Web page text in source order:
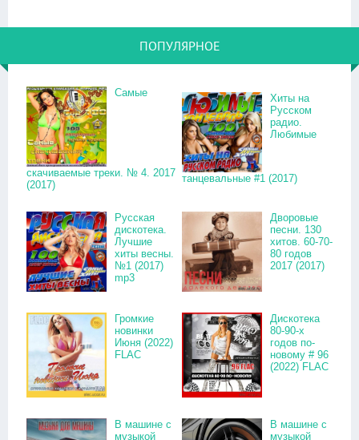
ПОПУЛЯРНОЕ
Самые
скачиваемые треки. № 4. 2017
(2017)
Хиты на
Русском
радио.
Любимые
танцевальные #1 (2017)
Русская
дискотека.
Лучшие
хиты весны.
№1 (2017)
mp3
Дворовые
песни. 130
хитов. 60-70-
80 годов
2017 (2017)
Громкие
новинки
Июня (2022)
FLAC
Дискотека
80-90-х
годов по-
новому # 96
(2022) FLAC
В машине с
музыкой
В машине с
музыкой